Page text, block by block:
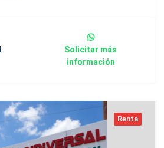
Solicitar más
información
Renta